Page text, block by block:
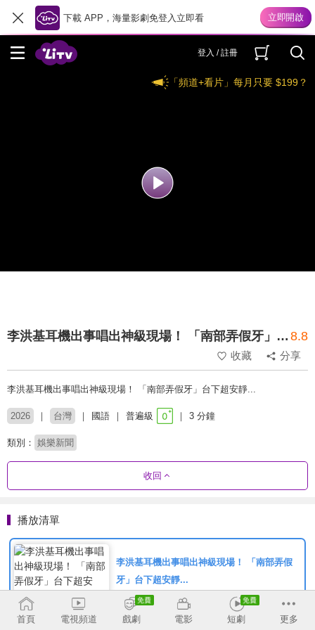
下載 APP，海量影劇免登入立即看
登入 / 註冊
「頻道+看片」每月只要 $199？
李洪基耳機出事唱出神級現場！ 「南部弄假牙」台下超安靜... 8.8
收藏 分享
李洪基耳機出事唱出神級現場！ 「南部弄假牙」台下超安靜...
2026 台灣 國語 普遍級 3 分鐘
類別： 娛樂新聞
收回
播放清單
李洪基耳機出事唱出神級現場！ 「南部弄假
牙」台下超安靜...
首頁 電視頻道 戲劇 電影 短劇 更多